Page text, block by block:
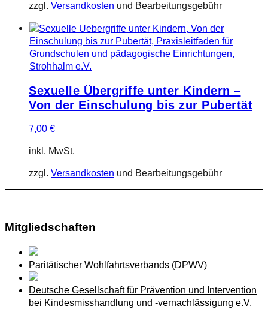
zzgl. Versandkosten und Bearbeitungsgebühr
Sexuelle Übergriffe unter Kindern –
Von der Einschulung bis zur Pubertät
7,00 €
inkl. MwSt.
zzgl. Versandkosten und Bearbeitungsgebühr
Mitgliedschaften
Paritätischer Wohlfahrtsverbands (DPWV)
Deutsche Gesellschaft für Prävention und Intervention
bei Kindesmisshandlung und -vernachlässigung e.V.